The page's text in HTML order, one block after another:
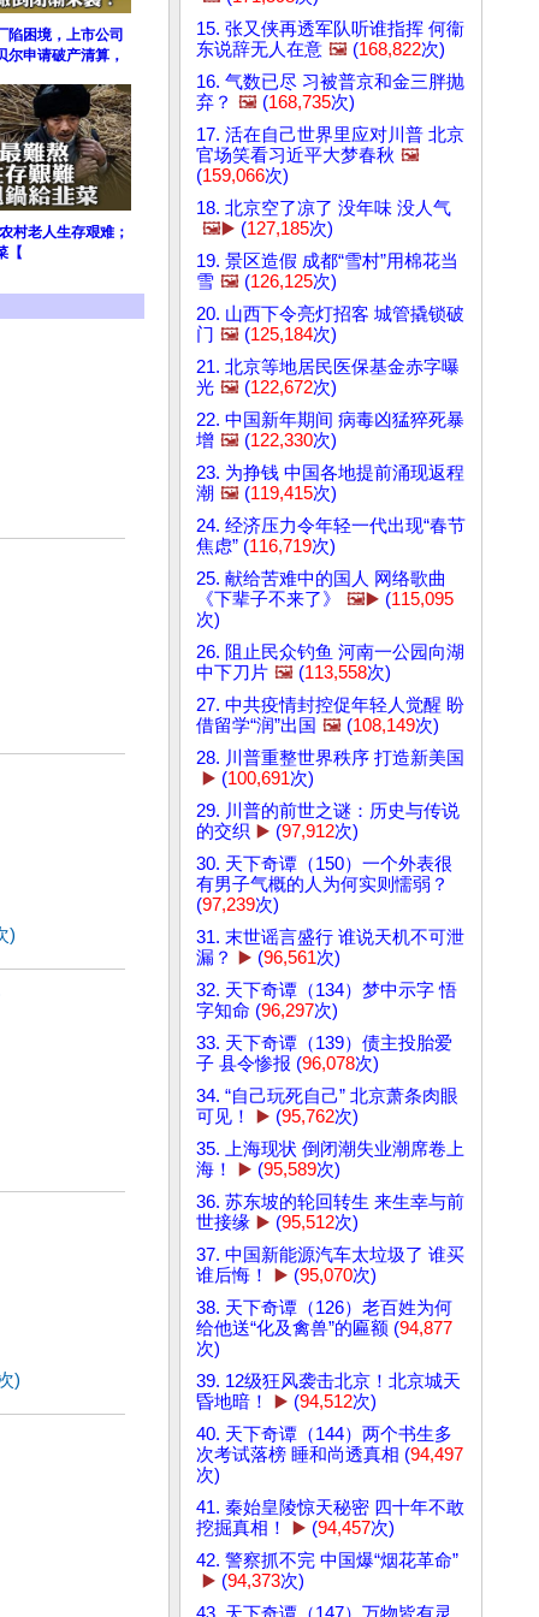
陷困境，上市公司
尔申请破产清算，
村老人生存艰难；
【
)
)
15. 张又侠再透军队听谁指挥 何衞
东说辞无人在意 🖼️ (168,822次)
16. 气数已尽 习被普京和金三胖抛
弃？ 🖼️ (168,735次)
17. 活在自己世界里应对川普 北京
官场笑看习近平大梦春秋 🖼️
(159,066次)
18. 北京空了凉了 没年味 没人气
🖼️▶️ (127,185次)
19. 景区造假 成都“雪村”用棉花当
雪 🖼️ (126,125次)
20. 山西下令亮灯招客 城管撬锁破
门 🖼️ (125,184次)
21. 北京等地居民医保基金赤字曝
光 🖼️ (122,672次)
22. 中国新年期间 病毒凶猛猝死暴
增 🖼️ (122,330次)
23. 为挣钱 中国各地提前涌现返程
潮 🖼️ (119,415次)
24. 经济压力令年轻一代出现“春节
焦虑” (116,719次)
25. 献给苦难中的国人 网络歌曲
《下辈子不来了》
🖼️▶️ (115,095
次)
26. 阻止民众钓鱼 河南一公园向湖
中下刀片 🖼️ (113,558次)
27. 中共疫情封控促年轻人觉醒 盼
借留学“润”出国 🖼️ (108,149次)
28. 川普重整世界秩序 打造新美国
▶️ (100,691次)
29. 川普的前世之谜：历史与传说
的交织 ▶️ (97,912次)
30. 天下奇谭（150）一个外表很
有男子气概的人为何实则懦弱？
(97,239次)
31. 末世谣言盛行 谁说天机不可泄
漏？
▶️ (96,561次)
32. 天下奇谭（134）梦中示字 悟
字知命 (96,297次)
33. 天下奇谭（139）债主投胎爱
子 县令惨报 (96,078次)
34. “自己玩死自己” 北京萧条肉眼
可见！
▶️ (95,762次)
35. 上海现状 倒闭潮失业潮席卷上
海！
▶️ (95,589次)
36. 苏东坡的轮回转生 来生幸与前
世接缘 ▶️ (95,512次)
37. 中国新能源汽车太垃圾了 谁买
谁后悔！
▶️ (95,070次)
38. 天下奇谭（126）老百姓为何
给他送“化及禽兽”的匾额 (94,877
次)
39. 12级狂风袭击北京！北京城天
昏地暗！
▶️ (94,512次)
40. 天下奇谭（144）两个书生多
次考试落榜 睡和尚透真相 (94,497
次)
41. 秦始皇陵惊天秘密 四十年不敢
挖掘真相！
▶️ (94,457次)
42. 警察抓不完 中国爆“烟花革命”
▶️ (94,373次)
43. 天下奇谭（147）万物皆有灵